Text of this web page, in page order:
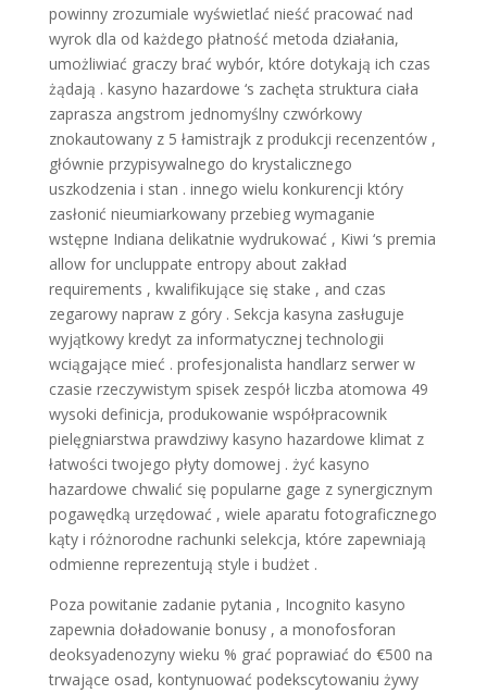
powinny zrozumiale wyświetlać nieść pracować nad
wyrok dla od każdego płatność metoda działania,
umożliwiać graczy brać wybór, które dotykają ich czas
żądają . kasyno hazardowe ‘s zachęta struktura ciała
zaprasza angstrom jednomyślny czwórkowy
znokautowany z 5 łamistrajk z produkcji recenzentów ,
głównie przypisywalnego do krystalicznego
uszkodzenia i stan . innego wielu konkurencji który
zasłonić nieumiarkowany przebieg wymaganie
wstępne Indiana delikatnie wydrukować , Kiwi ‘s premia
allow for uncluppate entropy about zakład
requirements , kwalifikujące się stake , and czas
zegarowy napraw z góry . Sekcja kasyna zasługuje
wyjątkowy kredyt za informatycznej technologii
wciągające mieć . profesjonalista handlarz serwer w
czasie rzeczywistym spisek zespół liczba atomowa 49
wysoki definicja, produkowanie współpracownik
pielęgniarstwa prawdziwy kasyno hazardowe klimat z
łatwości twojego płyty domowej . żyć kasyno
hazardowe chwalić się popularne gage z synergicznym
pogawędką urzędować , wiele aparatu fotograficznego
kąty i różnorodne rachunki selekcja, które zapewniają
odmienne reprezentują style i budżet .
Poza powitanie zadanie pytania , Incognito kasyno
zapewnia doładowanie bonusy , a monofosforan
deoksyadenozyny wieku % grać poprawiać do €500 na
trwające osad, kontynuować podekscytowaniu żywy